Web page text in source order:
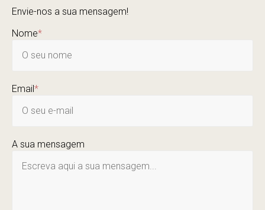
Envie-nos a sua mensagem!
Nome*
Email*
A sua mensagem